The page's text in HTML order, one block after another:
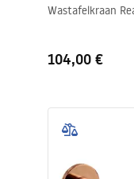
Wastafelkraan
104,00 €